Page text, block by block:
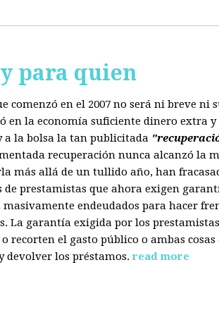
para quien
comenzó en el 2007 no será ni breve ni
la economía suficiente dinero extra
a la bolsa la tan publicitada
recuperación nunca alcanzó la
más allá de un tullido año, han
prestamistas que ahora exigen
endeudados para hacer
La garantía exigida por los
recorten el gasto público o ambas
devolver los préstamos. read more